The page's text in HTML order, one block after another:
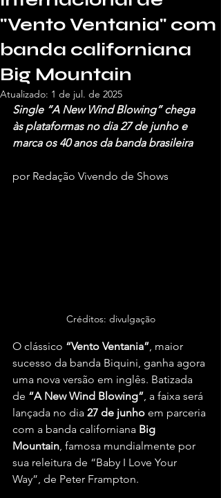
"Vento Ventania" com
banda californiana
Big Mountain
Atualizado: 1 de jul. de 2025
Single “A New Wind Blowing” chega
às plataformas no dia 27 de junho e
marca os 40 anos da banda brasileira
por Redação Vivendo de Shows
Créditos: divulgação
O clássico “Vento Ventania” , maior
sucesso da banda Biquini, ganha agora
uma nova versão em inglês. Batizada
de “A New Wind Blowing” , a faixa será
lançada no dia 27 de junho em parceria
com a banda californiana Big
Mountain , famosa mundialmente por
sua releitura de “Baby I Love Your
Way”, de Peter Frampton.